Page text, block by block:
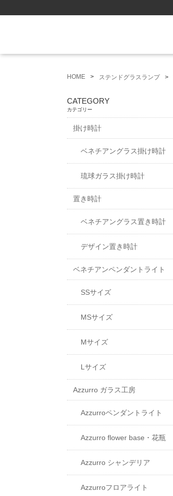
HOME ステンドグラスランプ
CATEGORY
カテゴリー
掛け時計
ベネチアングラス掛け時計
琉球ガラス掛け時計
置き時計
ベネチアングラス置き時計
デザイン置き時計
ベネチアンペンダントライト
SSサイズ
MSサイズ
Mサイズ
Lサイズ
Azzurro ガラス工房
Azzurroペンダントライト
Azzurro flower base・花瓶
Azzurro シャンデリア
Azzurroフロアライト